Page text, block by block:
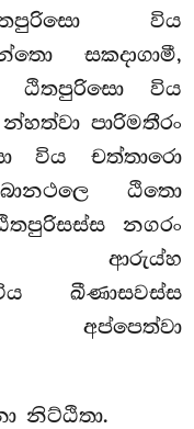
විය
සකදාගාමී,
ඨිතපුරිසො විය
පාරිමතීරං
විය චත්තාරො
ඨිතො
නගරං
ආරුය්හ
ඛීණාසවස්ස
අප්පෙත්වා
නිට්ඨිතා.